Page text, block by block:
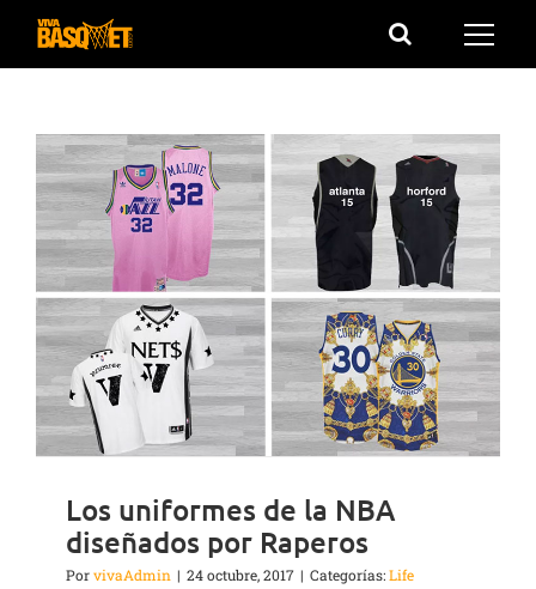
Saltar
Los uniformes de la NBA
diseñados por Raperos
PorvivaAdmin | 24 octubre, 2017 | Categorías:Life